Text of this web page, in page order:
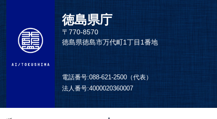
徳島県庁
〒770-8570
徳島県徳島市万代町1丁目1番地
電話番号:088-621-2500（代表）
法人番号:4000020360007